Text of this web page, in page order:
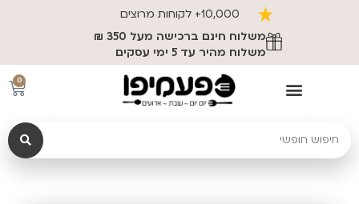
10,000+ לקוחות מרוצים
משלוח חינם ברכישה מעל 350 ₪
משלוח מהיר עד 5 ימי עסקים
0